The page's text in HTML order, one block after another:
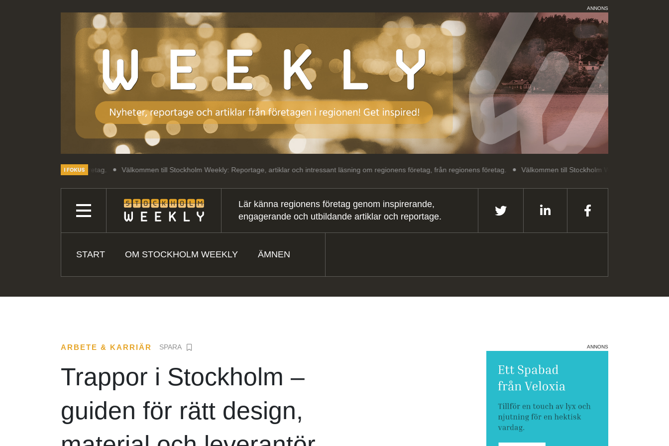
ANNONS
Välkommen till Stockholm Weekly: Reportage, artiklar och intressant läsning om regionens företag, från regionens företag. Välkommen till Stockholm Weekly: Reportage, artiklar och
Lär känna regionens företag genom inspirerande,
engagerande och utbildande artiklar och reportage.
START OM STOCKHOLM WEEKLY ÄMNEN
ARBETE & KARRIÄR SPARA
Trappor i Stockholm –
guiden för rätt design,
ANNONS